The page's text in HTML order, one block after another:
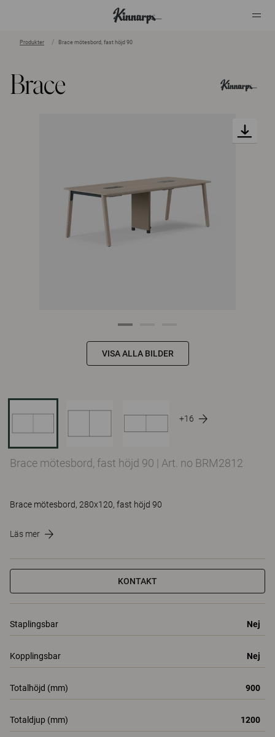
Produkter Brace mötesbord, fast höjd 90
Brace
VISA ALLA BILDER
+16
Brace mötesbord, fast höjd 90 | Art. no BRM2812
Brace mötesbord, 280x120, fast höjd 90
Läs mer
KONTAKT
Staplingsbar Nej
Kopplingsbar Nej
Totalhöjd (mm) 900
Totaldjup (mm) 1200